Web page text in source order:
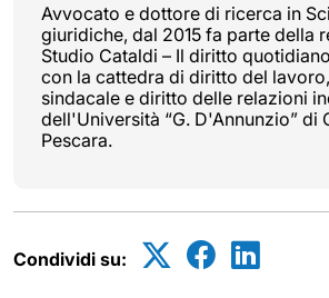
Avvocato e dottore di ricerca in
giuridiche, dal 2015 fa parte della
Studio Cataldi – Il diritto
con la cattedra di diritto del
sindacale e diritto delle relazioni
dell'Università “G. D'Annunzio” di
Pescara.
Condividi su: